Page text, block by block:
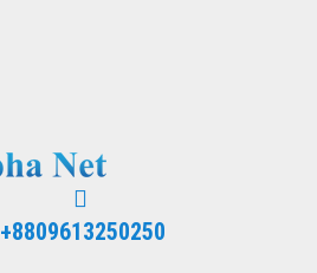
+8809613250250